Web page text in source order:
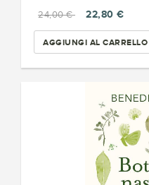
24,00 €
22,80 €
AGGIUNGI AL CARRELLO